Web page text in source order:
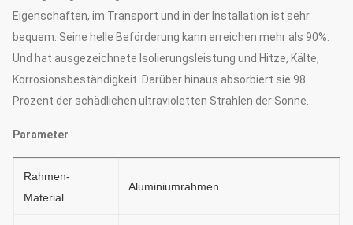
Eigenschaften, im Transport und in der Installation ist sehr
bequem. Seine helle Beförderung kann erreichen mehr als 90%.
Und hat ausgezeichnete Isolierungsleistung und Hitze, Kälte,
Korrosionsbeständigkeit. Darüber hinaus absorbiert sie 98
Prozent der schädlichen ultravioletten Strahlen der Sonne.
Parameter
Rahmen-
Material
Aluminiumrahmen